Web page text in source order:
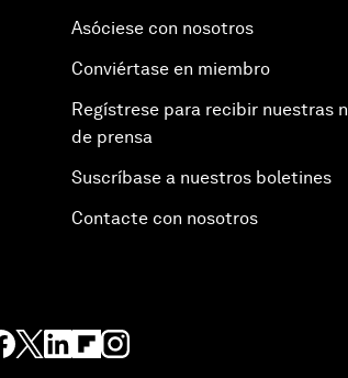
Asóciese con nosotros
Conviértase en miembro
Regístrese para recibir nuestras
de prensa
Suscríbase a nuestros boletines
Contacte con nosotros